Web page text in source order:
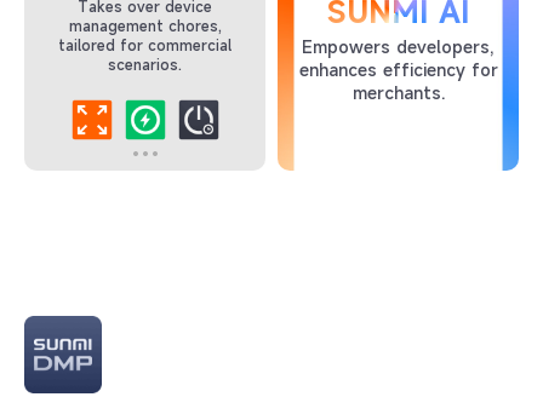
Takes over device
management chores,
tailored for commercial
scenarios.
SUNMI AI
Empowers developers,
enhances efficiency for
merchants.​